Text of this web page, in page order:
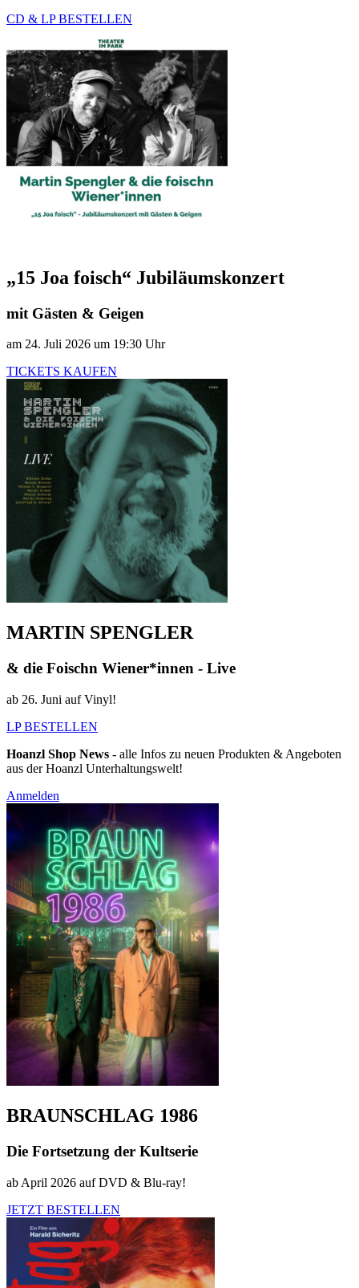
CD & LP BESTELLEN
„15 Joa foisch“ Jubiläumskonzert
mit Gästen & Geigen
am 24. Juli 2026 um 19:30 Uhr
TICKETS KAUFEN
MARTIN SPENGLER
& die Foischn Wiener*innen - Live
ab 26. Juni auf Vinyl!
LP BESTELLEN
Hoanzl Shop News - alle Infos zu neuen Produkten & Angeboten
aus der Hoanzl Unterhaltungswelt!
Anmelden
BRAUNSCHLAG 1986
Die Fortsetzung der Kultserie
ab April 2026 auf DVD & Blu-ray!
JETZT BESTELLEN